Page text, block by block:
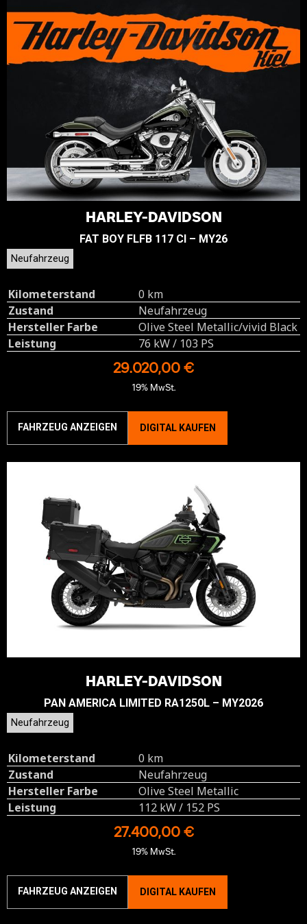
HARLEY-DAVIDSON
FAT BOY FLFB 117 CI – MY26
Neufahrzeug
Kilometerstand
0 km
Zustand
Neufahrzeug
Hersteller Farbe
Olive Steel Metallic/vivid Black
Leistung
76 kW / 103 PS
29.020,00 €
19% MwSt.
FAHRZEUG ANZEIGEN DIGITAL KAUFEN
HARLEY-DAVIDSON
PAN AMERICA LIMITED RA1250L – MY2026
Neufahrzeug
Kilometerstand
0 km
Zustand
Neufahrzeug
Hersteller Farbe
Olive Steel Metallic
Leistung
112 kW / 152 PS
27.400,00 €
19% MwSt.
FAHRZEUG ANZEIGEN DIGITAL KAUFEN